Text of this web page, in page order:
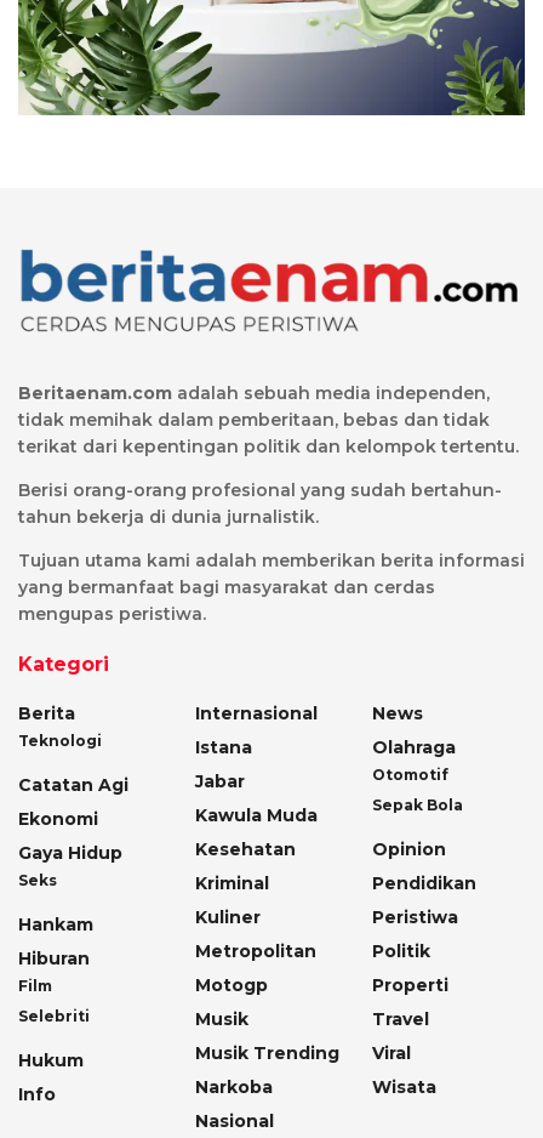
Beritaenam.com adalah sebuah media independen,
tidak memihak dalam pemberitaan, bebas dan tidak
terikat dari kepentingan politik dan kelompok tertentu.
Berisi orang-orang profesional yang sudah bertahun-
tahun bekerja di dunia jurnalistik.
Tujuan utama kami adalah memberikan berita informasi
yang bermanfaat bagi masyarakat dan cerdas
mengupas peristiwa.
Kategori
Berita
Teknologi
Catatan Agi
Ekonomi
Gaya Hidup
Seks
Hankam
Hiburan
Film
Selebriti
Hukum
Info
Internasional
Istana
Jabar
Kawula Muda
Kesehatan
Kriminal
Kuliner
Metropolitan
Motogp
Musik
Musik Trending
Narkoba
Nasional
News
Olahraga
Otomotif
Sepak Bola
Opinion
Pendidikan
Peristiwa
Politik
Properti
Travel
Viral
Wisata